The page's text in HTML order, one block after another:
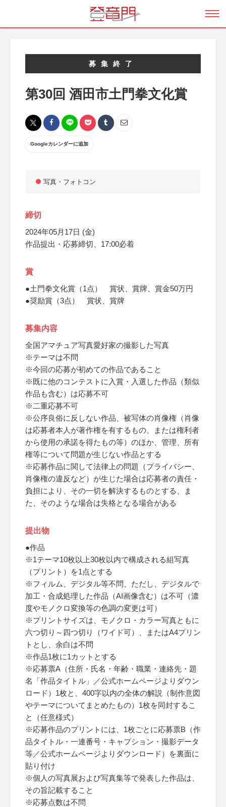
募集終了
第30回 酒田市土門拳文化賞
Googleカレンダーに追加
写真・フォトコン
締切
2024年05月17日 (金)
作品提出・応募締切、17:00必着
賞
●土門拳文化賞（1点） 賞状、賞牌、賞金50万円
●奨励賞（3点） 賞状、賞牌
募集内容
全国アマチュア写真愛好家の撮影した写真
※テーマは不問
※今回の応募が初めての作品であること
※既に他のコンテストに入賞・入選した作品（類似
作品も含む）は応募不可
※二重応募不可
※公序良俗に反しない作品、被写体の肖像権（肖像
は応募者本人が著作権を有するもの、または権利者
から使用の承諾を得たもの等）のほか、管理、所有
権等について問題が生じない作品とする
※応募作品に関して法律上の問題（プライバシー、
肖像権の違反など）が生じた場合は応募者の責任・
負担により、その一切を解決するものとする、ま
た、そのような場合は失格となる場合がある
提出物
●作品
※1テーマ10枚以上30枚以内で構成される組写真
（プリント）を1点とする
※フィルム、デジタル等不問、ただし、デジタルで
加工・合成処理した作品（AI画像含む）は不可（濃
度やモノクロ変換等の色調の変更は可）
※プリントサイズは、モノクロ・カラー写真ともに
六つ切り～四つ切り（ワイド可）、またはA4プリン
トとし、余白は不問
※作品1枚に1カットとする
※応募票A（住所・氏名・年齢・職業・連絡先・題
名「作品タイトル」／公式ホームページよりダウン
ロード）1枚と、400字以内の全体の解説（制作意図
やテーマについてまとめたもの）1枚を同封するこ
と（任意様式）
※応募作品のプリントには、1枚ごとに応募票B（作
品タイトル・一連番号・キャプション・撮影データ
等／公式ホームページよりダウンロード）を裏面に
貼り付け
※個人の写真展および写真集等で発表した作品は、
その旨記載すること
※応募点数は不問